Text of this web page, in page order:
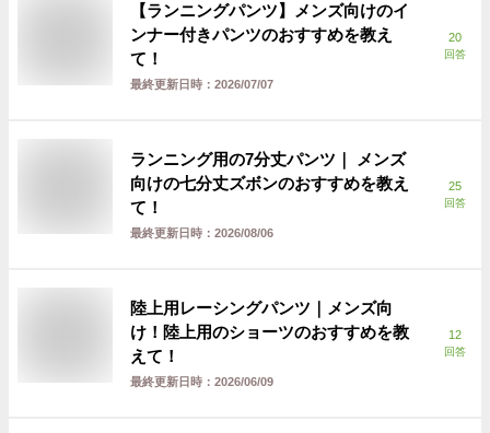
【ランニングパンツ】メンズ向けのイ
ンナー付きパンツのおすすめを教え
て！
最終更新日時： 2026/07/07
20
回答
ランニング用の7分丈パンツ｜ メンズ
向けの七分丈ズボンのおすすめを教え
て！
最終更新日時： 2026/08/06
25
回答
陸上用レーシングパンツ｜メンズ向
け！陸上用のショーツのおすすめを教
えて！
最終更新日時： 2026/06/09
12
回答